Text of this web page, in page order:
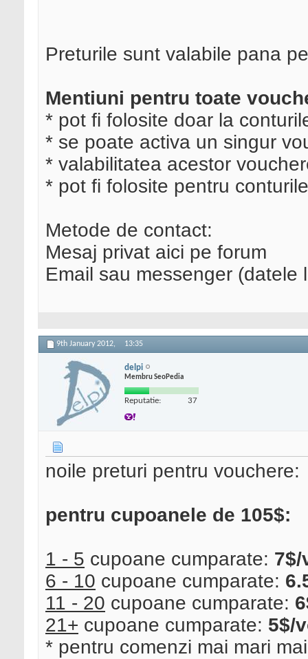
Preturile sunt valabile pana
Mentiuni pentru toate
* pot fi folosite doar la
* se poate activa un singur
* valabilitatea acestor
* pot fi folosite pentru
Metode de contact:
Mesaj privat aici pe forum
Email sau messenger (datele
9th January 2012, 13:35
delpi
Membru SeoPedia
Reputatie: 37
noile preturi pentru vouchere:
pentru cupoanele de 105$:
1 - 5 cupoane cumparate:
6 - 10 cupoane cumparate:
11 - 20 cupoane cumparate:
21+ cupoane cumparate: 5$/
* pentru comenzi mai mari